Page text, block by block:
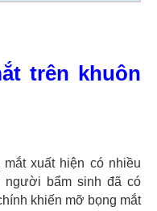
trên khuôn
xuất hiện có nhiều
người bẩm sinh đã có
khiến mỡ bọng mắt